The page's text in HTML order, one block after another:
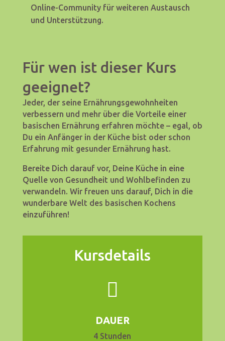
Online-Community für weiteren Austausch
und Unterstützung.
Für wen ist dieser Kurs
geeignet?
Jeder, der seine Ernährungsgewohnheiten
verbessern und mehr über die Vorteile einer
basischen Ernährung erfahren möchte – egal, ob
Du ein Anfänger in der Küche bist oder schon
Erfahrung mit gesunder Ernährung hast.
Bereite Dich darauf vor, Deine Küche in eine
Quelle von Gesundheit und Wohlbefinden zu
verwandeln. Wir freuen uns darauf, Dich in die
wunderbare Welt des basischen Kochens
einzuführen!
Kursdetails

DAUER
4 Stunden